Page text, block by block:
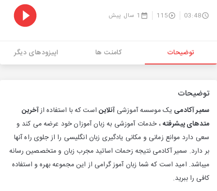
03:48
115 1 سال پیش
توضیحات کامنت ها اپیزودهای دیگر
توضیحات
سمیر آکادمی یک موسسه آموزشیآنلایناست که با استفاده ازآخرین
متدهای پیشرفته، خدمات آموزشی به زبان آموزان خود عرضه می کند و
سعی دارد موانع زمانی و مکانی یادگیری زبان انگلیسی را از جلوی راه آنها
بر دارد. سمیر آکادمی نتیجه زحمات اساتید مجرب زبان و متخصصین رسانه
میباشد. امید است که شما زبان آموز گرامی از این مجموعه بهره و استفاده
کافی را ببرید.